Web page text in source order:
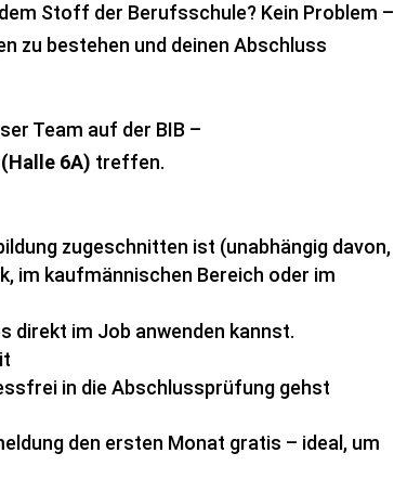
Stoff der Berufsschule? Kein Problem –
zu bestehen und deinen Abschluss
Team auf der BIB –
6A) treffen.
zugeschnitten ist (unabhängig davon,
im kaufmännischen Bereich oder im
direkt im Job anwenden kannst.
in die Abschlussprüfung gehst
den ersten Monat gratis – ideal, um